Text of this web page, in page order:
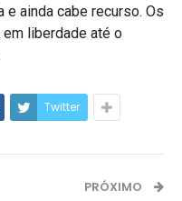
ainda cabe recurso. Os
liberdade até o
Twitter
PRÓXIMO